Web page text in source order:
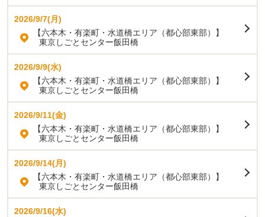
2026/9/7(月)
【六本木・有楽町・水道橋エリア（都心部東部）】
東京しごとセンター飯田橋
2026/9/9(水)
【六本木・有楽町・水道橋エリア（都心部東部）】
東京しごとセンター飯田橋
2026/9/11(金)
【六本木・有楽町・水道橋エリア（都心部東部）】
東京しごとセンター飯田橋
2026/9/14(月)
【六本木・有楽町・水道橋エリア（都心部東部）】
東京しごとセンター飯田橋
2026/9/16(水)